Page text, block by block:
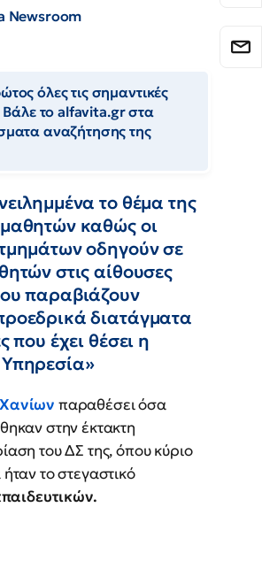
Newsroom
όλες τις σημαντικές
Βάλε το alfavita.gr στα
αναζήτησης της
το θέμα της
καθώς οι
οδηγούν σε
στις αίθουσες
παραβιάζουν
διατάγματα
που έχει θέσει η
παραθέσει όσα
στην έκτακτη
του ΔΣ της, όπου κύριο
το στεγαστικό